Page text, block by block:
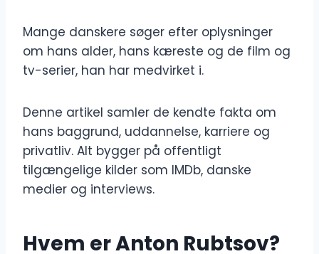
Mange danskere søger efter oplysninger
om hans alder, hans kæreste og de film og
tv-serier, han har medvirket i.
Denne artikel samler de kendte fakta om
hans baggrund, uddannelse, karriere og
privatliv. Alt bygger på offentligt
tilgængelige kilder som IMDb, danske
medier og interviews.
Hvem er Anton Rubtsov?